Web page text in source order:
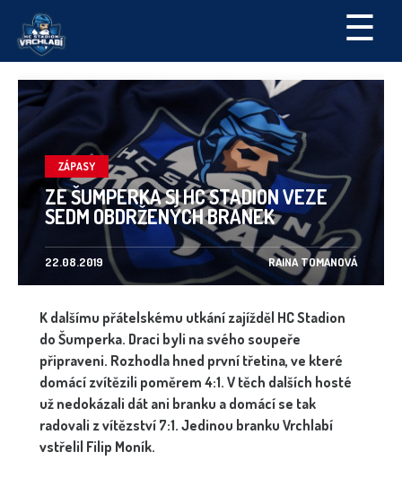
☰
ZÁPASY
ZE ŠUMPERKA SI HC STADION VEZE
SEDM OBDRŽENÝCH BRANEK
22.08.2019 RAINA TOMANOVÁ
K dalšímu přátelskému utkání zajížděl HC Stadion
do Šumperka. Draci byli na svého soupeře
připraveni. Rozhodla hned první třetina, ve které
domácí zvítězili poměrem 4:1. V těch dalších hosté
už nedokázali dát ani branku a domácí se tak
radovali z vítězství 7:1. Jedinou branku Vrchlabí
vstřelil Filip Moník.